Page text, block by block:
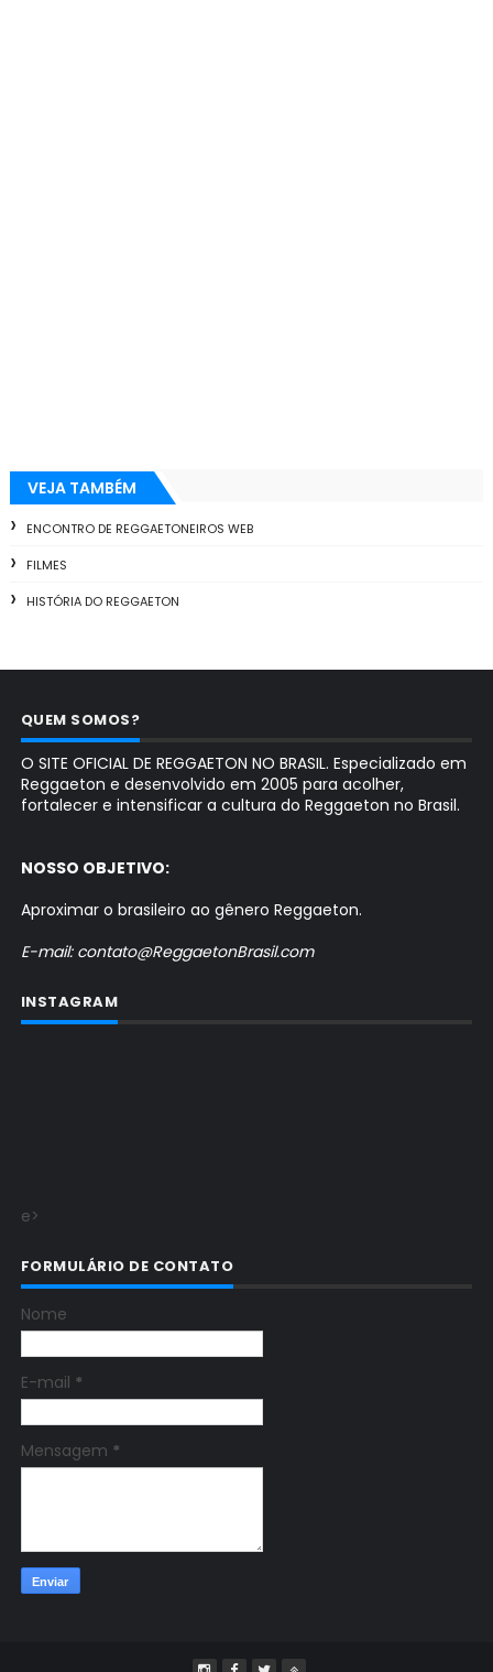
VEJA TAMBÉM
ENCONTRO DE REGGAETONEIROS WEB
FILMES
HISTÓRIA DO REGGAETON
QUEM SOMOS?
O SITE OFICIAL DE REGGAETON NO BRASIL. Especializado em
Reggaeton e desenvolvido em 2005 para acolher,
fortalecer e intensificar a cultura do Reggaeton no Brasil.
NOSSO OBJETIVO:
Aproximar o brasileiro ao gênero Reggaeton.
E-mail: contato@ReggaetonBrasil.com
INSTAGRAM
e>
FORMULÁRIO DE CONTATO
Nome
E-mail *
Mensagem *